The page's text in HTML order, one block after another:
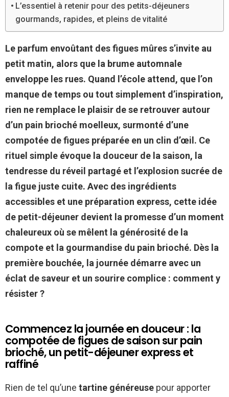
L’essentiel à retenir pour des petits-déjeuners
gourmands, rapides, et pleins de vitalité
Le parfum envoûtant des figues mûres s’invite au
petit matin, alors que la brume automnale
enveloppe les rues. Quand l’école attend, que l’on
manque de temps ou tout simplement d’inspiration,
rien ne remplace le plaisir de se retrouver autour
d’un pain brioché moelleux, surmonté d’une
compotée de figues préparée en un clin d’œil. Ce
rituel simple évoque la douceur de la saison, la
tendresse du réveil partagé et l’explosion sucrée de
la figue juste cuite. Avec des ingrédients
accessibles et une préparation express, cette idée
de petit-déjeuner devient la promesse d’un moment
chaleureux où se mêlent la générosité de la
compote et la gourmandise du pain brioché. Dès la
première bouchée, la journée démarre avec un
éclat de saveur et un sourire complice : comment y
résister ?
Commencez la journée en douceur : la
compotée de figues de saison sur pain
brioché, un petit-déjeuner express et
raffiné
Rien de tel qu’une tartine généreuse pour apporter